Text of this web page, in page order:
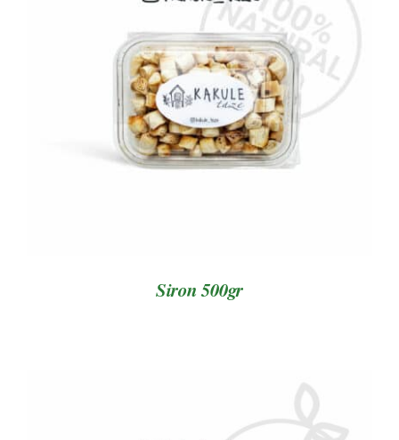
AYRINTILAR
Siron 500gr